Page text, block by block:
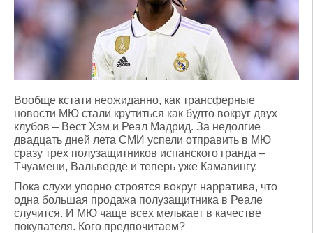
Вообще кстати неожиданно, как трансферные
новости МЮ стали крутиться как будто вокруг двух
клубов – Вест Хэм и Реал Мадрид. За недолгие
двадцать дней лета СМИ успели отправить в МЮ
сразу трех полузащитников испанского гранда –
Тчуамени, Вальверде и теперь уже Камавингу.
Пока слухи упорно строятся вокруг нарратива, что
одна большая продажа полузащитника в Реале
случится. И МЮ чаще всех мелькает в качестве
покупателя. Кого предпочитаем?